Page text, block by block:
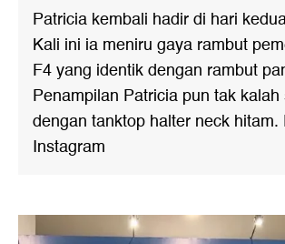
Patricia kembali hadir di hari
Kali ini ia meniru gaya rambut
F4 yang identik dengan rambut
Penampilan Patricia pun tak kalah
dengan tanktop halter neck hitam.
Instagram